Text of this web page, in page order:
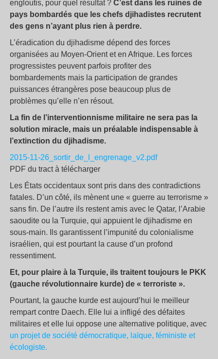
engloutis, pour quel résultat ? C’est dans les ruines de
pays bombardés que les chefs djihadistes recrutent
des gens n’ayant plus rien à perdre.
L’éradication du djihadisme dépend des forces
organisées au Moyen-Orient et en Afrique. Les forces
progressistes peuvent parfois profiter des
bombardements mais la participation de grandes
puissances étrangères pose beaucoup plus de
problèmes qu’elle n’en résout.
La fin de l’interventionnisme militaire ne sera pas la
solution miracle, mais un préalable indispensable à
l’extinction du djihadisme.
2015-11-26_sortir_de_l_engrenage_v2.pdf
PDF du tract à télécharger
Les États occidentaux sont pris dans des contradictions
fatales. D’un côté, ils mènent une « guerre au terrorisme »
sans fin. De l’autre ils restent amis avec le Qatar, l’Arabie
saoudite ou la Turquie, qui appuient le djihadisme en
sous-main. Ils garantissent l’impunité du colonialisme
israélien, qui est pourtant la cause d’un profond
ressentiment.
Et, pour plaire à la Turquie, ils traitent toujours le PKK
(gauche révolutionnaire kurde) de « terroriste ».
Pourtant, la gauche kurde est aujourd’hui le meilleur
rempart contre Daech. Elle lui a infligé des défaites
militaires et elle lui oppose une alternative politique, avec
un projet de société démocratique, laïque, féministe et
écologiste.